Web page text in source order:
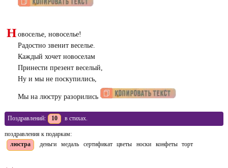
Н овоселье, новоселье!
Радостно звенит веселье.
Каждый хочет новоселам
Принести презент веселый,
Ну и мы не поскупились,
Мы на люстру разорились
Поздравлений: 10 в стихах.
поздравления к подаркам:
люстра
деньги медаль сертификат цветы носки конфеты торт